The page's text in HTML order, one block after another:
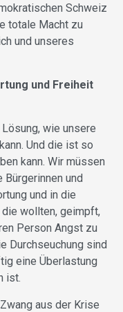
Schweiz
totale Macht zu
und unseres
und Freiheit
wie unsere
Und die ist so
kann. Wir müssen
und
und in die
wollten, geimpft,
Person Angst zu
Durchseuchung sind
eine Überlastung
ist.
aus der Krise